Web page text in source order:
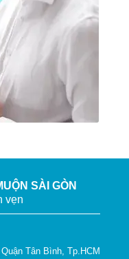
SÀI GÒN
vẹn
Tân Bình, Tp.HCM